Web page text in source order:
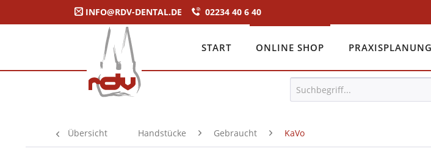
INFO@RDV-DENTAL.DE 02234 40 6 40
START ONLINE SHOP PRAXISPLANUNG
Übersicht Handstücke Gebraucht KaVo